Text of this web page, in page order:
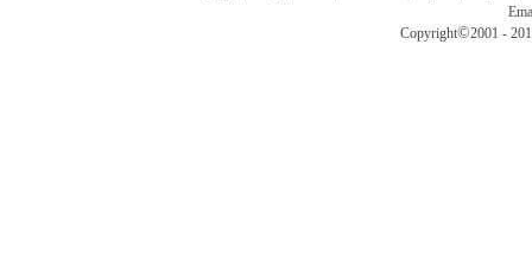
Copyright©2001 -